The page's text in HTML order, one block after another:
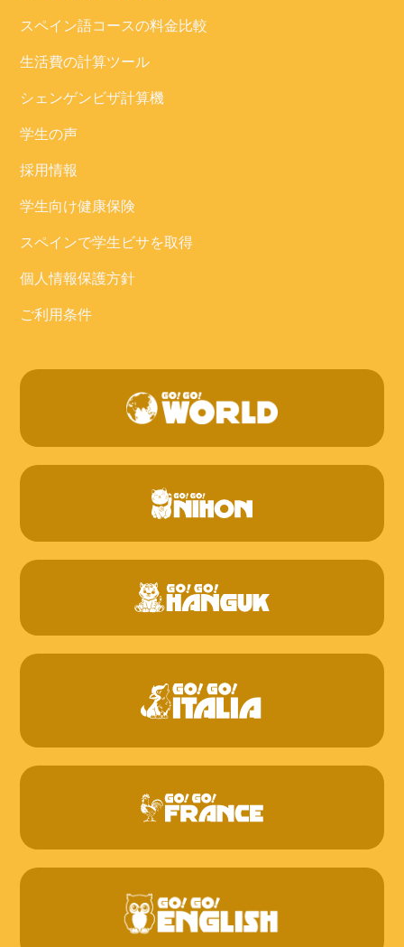
スペイン語コースの料金比較
生活費の計算ツール
シェンゲンビザ計算機
学生の声
採用情報
学生向け健康保険
スペインで学生ビサを取得
個人情報保護方針
ご利用条件